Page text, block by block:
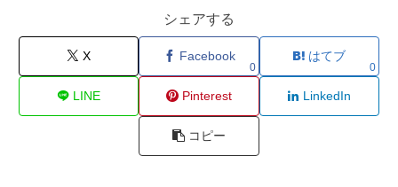
シェアする
X Facebook
0
はてブ
0
LINE Pinterest LinkedIn
コピー